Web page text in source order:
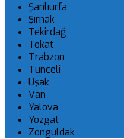
Şanlıurfa
Şırnak
Tekirdağ
Tokat
Trabzon
Tunceli
Uşak
Van
Yalova
Yozgat
Zonguldak